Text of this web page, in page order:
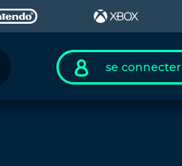
se connecter